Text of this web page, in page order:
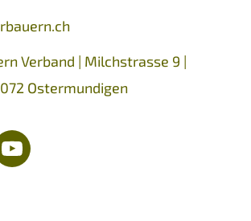
rb rn ch
Verband | Milchstrasse 9 |
Ostermundigen